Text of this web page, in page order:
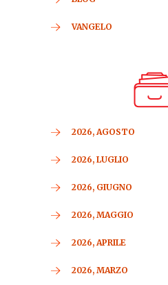
VANGELO
2026, AGOSTO
2026, LUGLIO
2026, GIUGNO
2026, MAGGIO
2026, APRILE
2026, MARZO